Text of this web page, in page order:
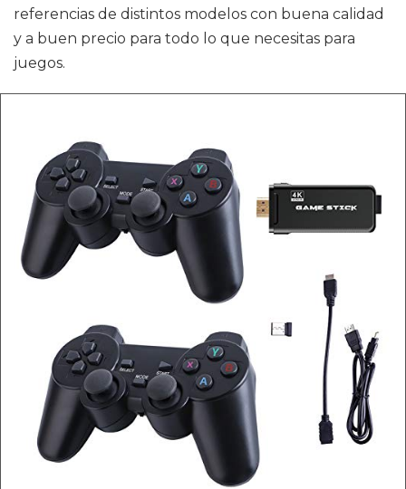
referencias de distintos modelos con buena calidad
y a buen precio para todo lo que necesitas para
juegos.